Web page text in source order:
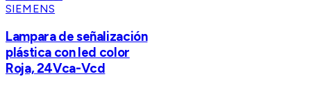
SIEMENS
Lampara de señalización
plástica con led color
Roja, 24Vca-Vcd